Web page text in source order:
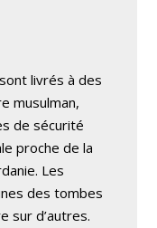
livrés à des
musulman,
de sécurité
proche de la
Les
des tombes
sur d’autres.